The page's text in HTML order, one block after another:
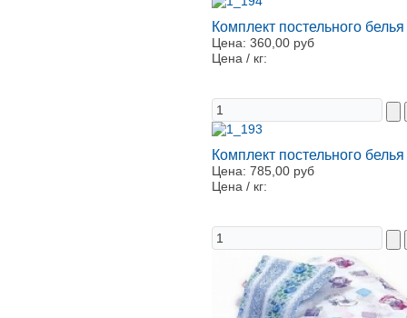
Комплект постельного
Цена: 360,00 руб
Цена / кг:
Комплект постельного
Цена: 785,00 руб
Цена / кг: